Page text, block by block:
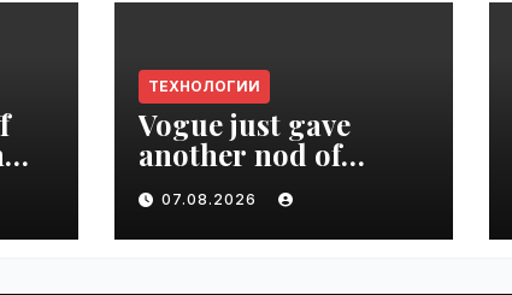
ТЕХНОЛОГИИ
Vogue just gave
another nod of
approval to the tech
world | VseTime.ru
07.08.2026